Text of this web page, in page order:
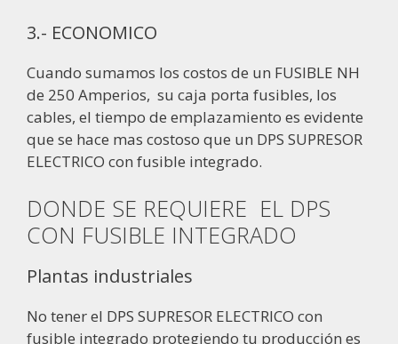
3.- ECONOMICO
Cuando sumamos los costos de un FUSIBLE NH
de 250 Amperios, su caja porta fusibles, los
cables, el tiempo de emplazamiento es evidente
que se hace mas costoso que un DPS SUPRESOR
ELECTRICO con fusible integrado.
DONDE SE REQUIERE EL DPS
CON FUSIBLE INTEGRADO
Plantas industriales
No tener el DPS SUPRESOR ELECTRICO con
fusible integrado protegiendo tu producción es